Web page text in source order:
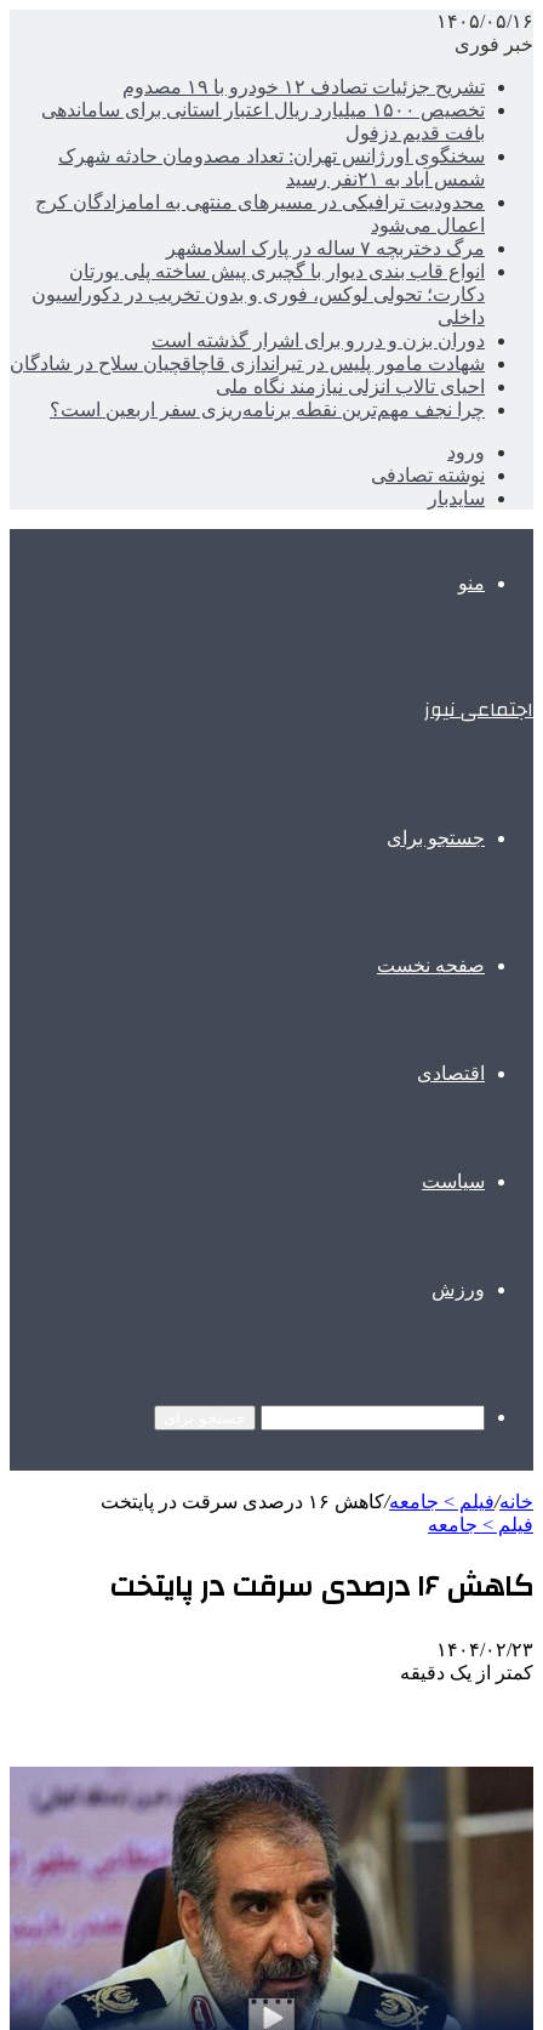
۱۴۰۵/۰۵/۱۶
خبر فوری
تشریح جزئیات تصادف ۱۲ خودرو با ۱۹ مصدوم
تخصیص ۱۵۰۰ میلیارد ریال اعتبار استانی برای ساماندهی
بافت قدیم دزفول
سخنگوی اورژانس تهران: تعداد مصدومان حادثه شهرک
شمس آباد به ۲۱نفر رسید
محدودیت ترافیکی در مسیرهای منتهی به امامزادگان کرج
اعمال می‌شود
مرگ دختربچه ۷ ساله در پارک اسلامشهر
انواع قاب بندی دیوار با گچبری پیش ساخته پلی یورتان
دکارت؛ تحولی لوکس، فوری و بدون تخریب در دکوراسیون
داخلی
دوران بزن و دررو برای اشرار گذشته است
شهادت مامور پلیس در تیراندازی قاچاقچیان سلاح در شادگان
احیای تالاب انزلی نیازمند نگاه ملی
چرا نجف مهم‌ترین نقطه برنامه‌ریزی سفر اربعین است؟
ورود
نوشته تصادفی
سایدبار
منو
اجتماعی نیوز
جستجو برای
صفحه نخست
اقتصادی
سیاست
ورزش
خانه/فیلم > جامعه/کاهش ۱۶ درصدی سرقت در پایتخت
فیلم > جامعه
کاهش ۱۶ درصدی سرقت در پایتخت
۱۴۰۴/۰۲/۲۳
کمتر از یک دقیقه